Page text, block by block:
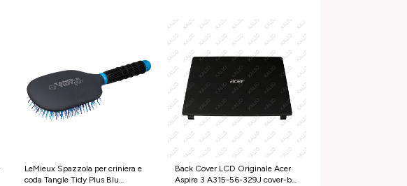
LeMieux Spazzola per criniera e
coda Tangle Tidy Plus Blu
Back Cover LCD Originale Acer
Aspire 3 A315-56-329J cover-b-